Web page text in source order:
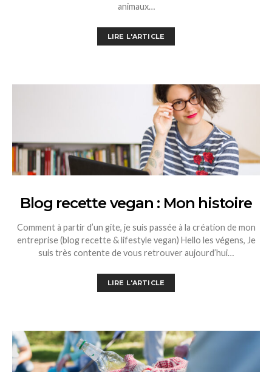
animaux…
LIRE L'ARTICLE
Blog recette vegan : Mon histoire
Comment à partir d’un gite, je suis passée à la création de mon
entreprise (blog recette & lifestyle vegan) Hello les végens, Je
suis très contente de vous retrouver aujourd’hui…
LIRE L'ARTICLE